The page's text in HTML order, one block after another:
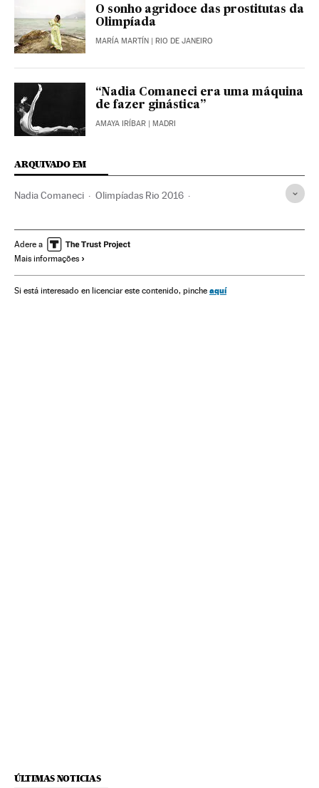
O sonho agridoce das prostitutas da
Olimpíada
MARÍA MARTÍN | RIO DE JANEIRO
“Nadia Comaneci era uma máquina
de fazer ginástica”
AMAYA IRÍBAR | MADRI
ARQUIVADO EM
Nadia Comaneci Olimpíadas Rio 2016
Competições Gente Esportes
Adere a
Mais informações
Si está interesado en licenciar este contenido, pinche aquí
ÚLTIMAS NOTICIAS